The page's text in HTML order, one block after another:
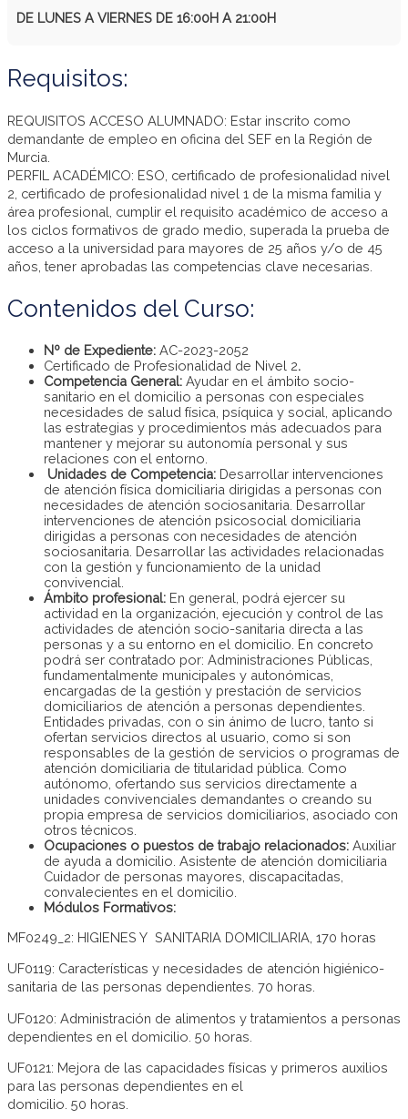
DE LUNES A VIERNES DE 16:00H A 21:00H
Requisitos:
REQUISITOS ACCESO ALUMNADO: Estar inscrito como
demandante de empleo en oficina del SEF en la Región de
Murcia.
PERFIL ACADÉMICO: ESO, certificado de profesionalidad nivel
2, certificado de profesionalidad nivel 1 de la misma familia y
área profesional, cumplir el requisito académico de acceso a
los ciclos formativos de grado medio, superada la prueba de
acceso a la universidad para mayores de 25 años y/o de 45
años, tener aprobadas las competencias clave necesarias.
Contenidos del Curso:
Nº de Expediente: AC-2023-2052
Certificado de Profesionalidad de Nivel 2.
Competencia General: Ayudar en el ámbito socio-
sanitario en el domicilio a personas con especiales
necesidades de salud física, psíquica y social, aplicando
las estrategias y procedimientos más adecuados para
mantener y mejorar su autonomía personal y sus
relaciones con el entorno.
Unidades de Competencia: Desarrollar intervenciones
de atención física domiciliaria dirigidas a personas con
necesidades de atención sociosanitaria. Desarrollar
intervenciones de atención psicosocial domiciliaria
dirigidas a personas con necesidades de atención
sociosanitaria. Desarrollar las actividades relacionadas
con la gestión y funcionamiento de la unidad
convivencial.
Ámbito profesional: En general, podrá ejercer su
actividad en la organización, ejecución y control de las
actividades de atención socio-sanitaria directa a las
personas y a su entorno en el domicilio. En concreto
podrá ser contratado por: Administraciones Públicas,
fundamentalmente municipales y autonómicas,
encargadas de la gestión y prestación de servicios
domiciliarios de atención a personas dependientes.
Entidades privadas, con o sin ánimo de lucro, tanto si
ofertan servicios directos al usuario, como si son
responsables de la gestión de servicios o programas de
atención domiciliaria de titularidad pública. Como
autónomo, ofertando sus servicios directamente a
unidades convivenciales demandantes o creando su
propia empresa de servicios domiciliarios, asociado con
otros técnicos.
Ocupaciones o puestos de trabajo relacionados: Auxiliar
de ayuda a domicilio. Asistente de atención domiciliaria
Cuidador de personas mayores, discapacitadas,
convalecientes en el domicilio.
Módulos Formativos:
MF0249_2: HIGIENES Y SANITARIA DOMICILIARIA, 170 horas
UF0119: Características y necesidades de atención higiénico-
sanitaria de las personas dependientes. 70 horas.
UF0120: Administración de alimentos y tratamientos a personas
dependientes en el domicilio. 50 horas.
UF0121: Mejora de las capacidades físicas y primeros auxilios
para las personas dependientes en el
domicilio. 50 horas.